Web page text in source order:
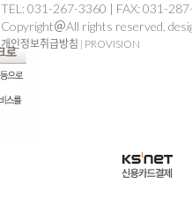
TEL: 031-267-3360 | FAX: 031-
Copyright＠All rights reserved.
개인정보취급방침 | PROVISION